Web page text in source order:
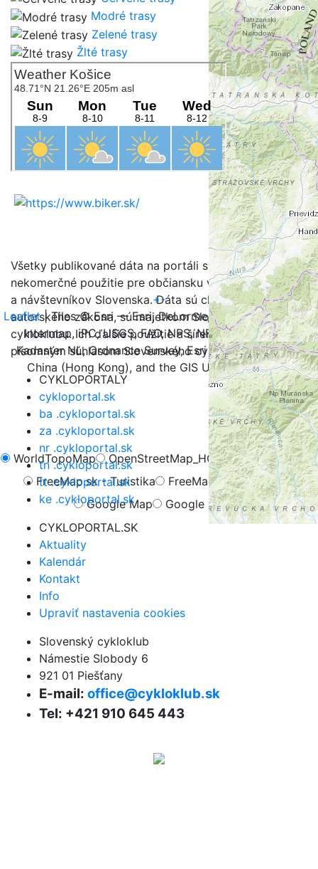
WorldTopoMap OpenStreetMap_HOT
OpenCycleMap
FreeMap.sk - Turistika
FreeMap.sk - Cyklistika
Google Map
Google Hybrid
+-
Leaflet| Tiles © Esri — Esri, DeLorme, NAVTEQ, TomTom,
Intermap, iPC, USGS, FAO, NPS, NRCAN, GeoBase,
Kadaster NL, Ordnance Survey, Esri Japan, METI, Esri
China (Hong Kong), and the GIS User Community
Modré trasy
Zelené trasy
Žlté trasy
Všetky publikované dáta na portáli sú určené na
nekomerčné použitie pre občiansku verejnosť, turistov
a návštevníkov Slovenska. Dáta sú chránené v zmysle
autorského zákona, sú majetkom Slovenského
cykloklubu. Ich ďalšie použitie a šírenie je možné iba s
písomným súhlasom Slovenského cykloklubu.
CYKLOPORTALY
cykloportal.sk
ba .cykloportal.sk
za .cykloportal.sk
nr .cykloportal.sk
tn .cykloportal.sk
tt .cykloportal.sk
ke .cykloportal.sk
CYKLOPORTAL.SK
Aktuality
Kalendár
Kontakt
Info
Upraviť nastavenia cookies
Slovenský cykloklub
Námestie Slobody 6
921 01 Piešťany
E-mail: office@cykloklub.sk
Tel: +421 910 645 443